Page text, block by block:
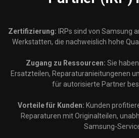
Zertifizierung: IRPs sind von Samsung
Werkstatten, die nachweislich hohe
Zugang zu Ressourcen: Sie
Ersatzteilen, Reparaturanieitungenen
für autorisierte Partner
Vorteile für Kunden: Kunden
Reparaturen mit Originalteilen,
Samsung-